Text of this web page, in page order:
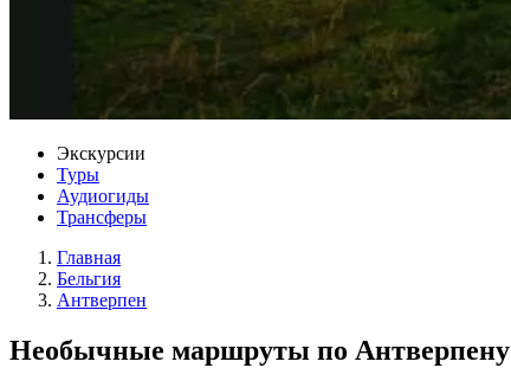
Экскурсии
Туры
Аудиогиды
Трансферы
Главная
Бельгия
Антверпен
Необычные маршруты по Антверпену